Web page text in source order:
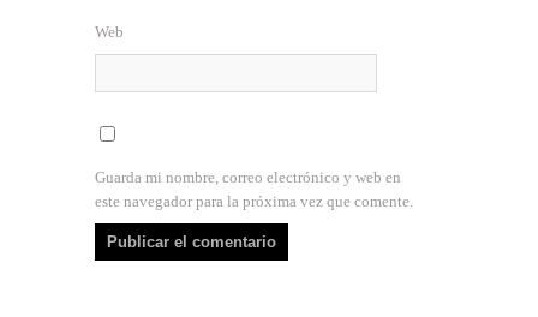
Web
Guarda mi nombre, correo electrónico y web en
este navegador para la próxima vez que comente.